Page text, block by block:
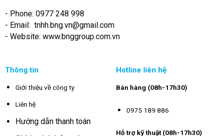
- Phone: 0977 248 998
- Email: tnhh.bng.vn@gmail.com
- Website: www.bnggroup.com.vn
Thông tin
Giới thiệu về công ty
Liên hệ
Hướng dẫn thanh toán
Hotline liên hệ
Bán hàng (08h-17h30)
0975 189 886
Hỗ trợ kỹ thuật (08h-17h30)